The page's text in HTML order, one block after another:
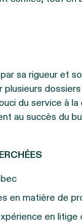
sa rigueur et
du service à
au succès du
en matière de
en litige